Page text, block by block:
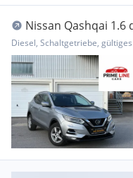
Nissan Qashqai 1.6
Erstbesitz | Pan...
Diesel, Schaltgetriebe,